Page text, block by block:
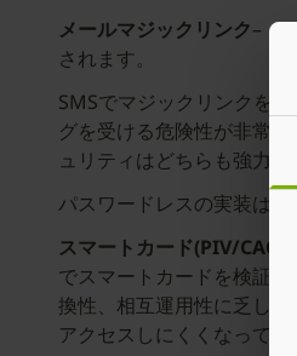
メールマジックリンク– ト
されます。
SMSでマジックリンクを
グを受ける危険性が非常
ュリティはどちらも強力で
パスワードレスの実装は
スマートカード(PIV/CAC)
でスマートカードを検証
換性、相互運用性に乏し
アクセスしにくくなってい